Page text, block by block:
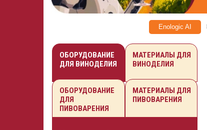
Enologic AI
ОБОРУДОВАНИЕ
ДЛЯ ВИНОДЕЛИЯ
МАТЕРИАЛЫ ДЛЯ
ВИНОДЕЛИЯ
ОБОРУДОВАНИЕ
ДЛЯ
ПИВОВАРЕНИЯ
МАТЕРИАЛЫ ДЛЯ
ПИВОВАРЕНИЯ